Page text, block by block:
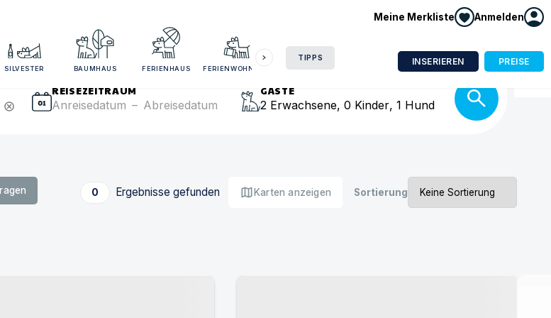
Meine Merkliste Anmelden
SILVESTER BAUMHAUS FERIENHAUS FERIENWOHNUNG
TIPPS INSERIEREN PREISE
angeben für bessere Suchergebnisse
cancel
REISEZEITRAUM
Anreisedatum – Abreisedatum
GÄSTE
2 Erwachsene, 0 Kinder, 1 Hund
0 Ergebnisse gefunden mapKarten anzeigen Sortierung